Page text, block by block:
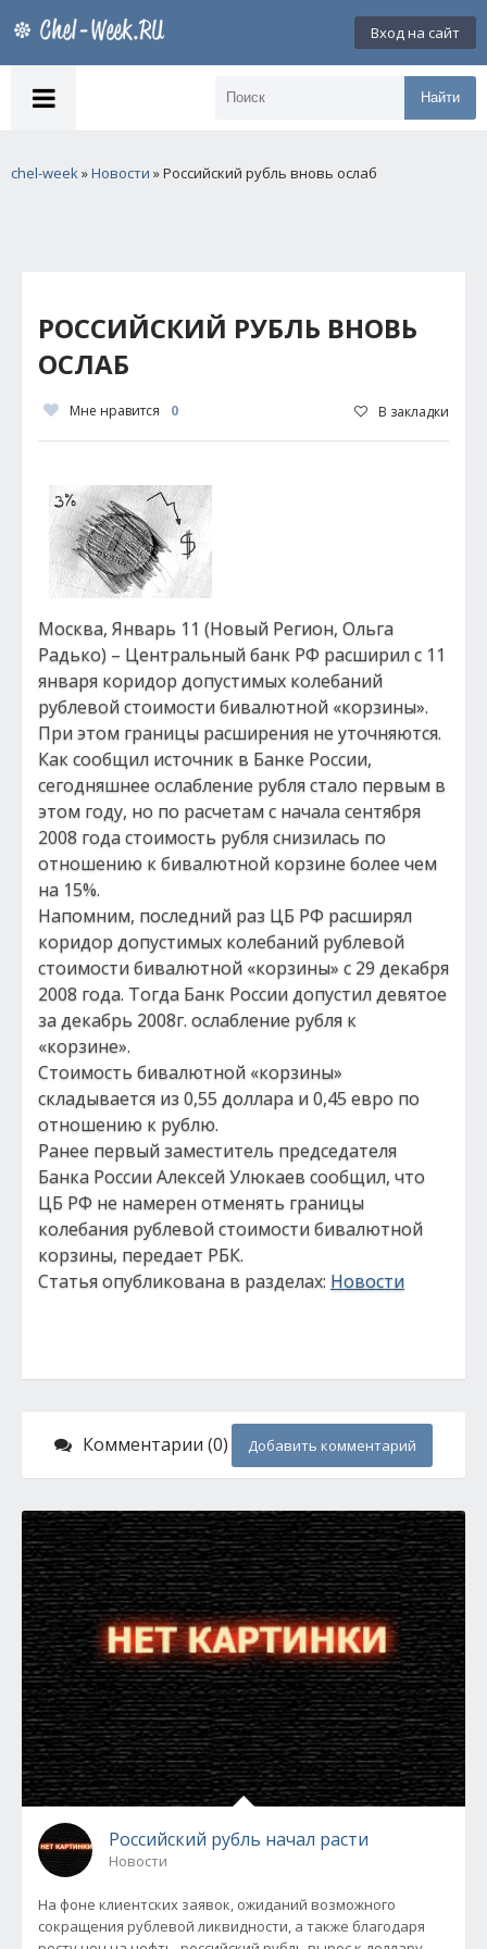
Вход на сайт
Найти
chel-week»Новости » Российский рубль вновь ослаб
РОССИЙСКИЙ РУБЛЬ ВНОВЬ
ОСЛАБ
Мне нравится 0 В закладки
Москва, Январь 11 (Новый Регион, Ольга
Радько) – Центральный банк РФ расширил с 11
января коридор допустимых колебаний
рублевой стоимости бивалютной «корзины».
При этом границы расширения не уточняются.
Как сообщил источник в Банке России,
сегодняшнее ослабление рубля стало первым в
этом году, но по расчетам с начала сентября
2008 года стоимость рубля снизилась по
отношению к бивалютной корзине более чем
на 15%.
Напомним, последний раз ЦБ РФ расширял
коридор допустимых колебаний рублевой
стоимости бивалютной «корзины» с 29 декабря
2008 года. Тогда Банк России допустил девятое
за декабрь 2008г. ослабление рубля к
«корзине».
Стоимость бивалютной «корзины»
складывается из 0,55 доллара и 0,45 евро по
отношению к рублю.
Ранее первый заместитель председателя
Банка России Алексей Улюкаев сообщил, что
ЦБ РФ не намерен отменять границы
колебания рублевой стоимости бивалютной
корзины, передает РБК.
Статья опубликована в разделах: Новости
Комментарии (0) Добавить комментарий
Российский рубль начал расти
Новости
На фоне клиентских заявок, ожиданий возможного
сокращения рублевой ликвидности, а также благодаря